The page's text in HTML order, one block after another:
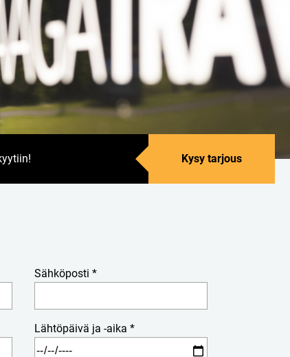
Kysy tarjous
Sähköposti *
Lähtöpäivä ja -aika *